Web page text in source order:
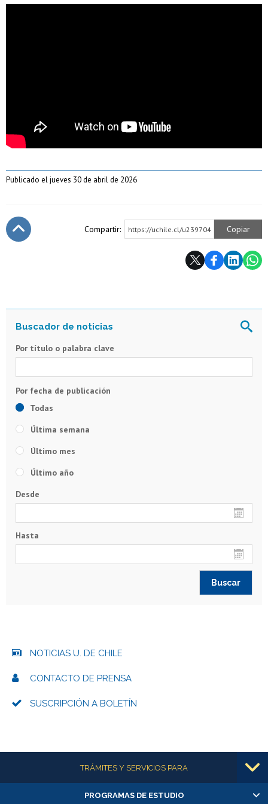
Publicado el jueves 30 de abril de 2026
Compartir: https://uchile.cl/u239704 Copiar
Por título o palabra clave
Todas
Última semana
Último mes
Último año
Desde
Hasta
NOTICIAS U. DE CHILE
CONTACTO DE PRENSA
SUSCRIPCIÓN A BOLETÍN
Más informaciónTRÁMITES Y SERVICIOS PARA
Alumnas/os y exalumnas/os
PROGRAMAS DE ESTUDIO